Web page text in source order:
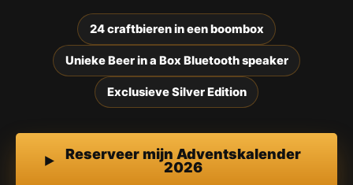
24 craftbieren in een boombox
Unieke Beer in a Box Bluetooth speaker
Exclusieve Silver Edition
Reserveer mijn Adventskalender
2026